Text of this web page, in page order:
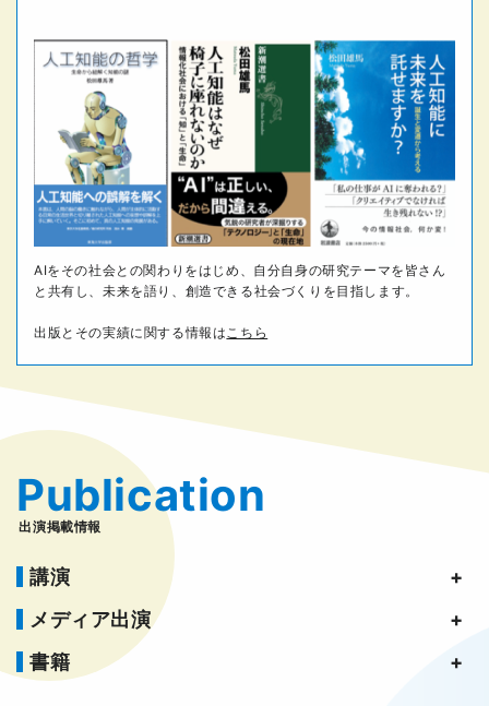
AIをその社会との関わりをはじめ、自分自身の研究テーマを皆さん
と共有し、未来を語り、創造できる社会づくりを目指します。
出版とその実績に関する情報はこちら
Publication
出演掲載情報
講演
メディア出演
書籍